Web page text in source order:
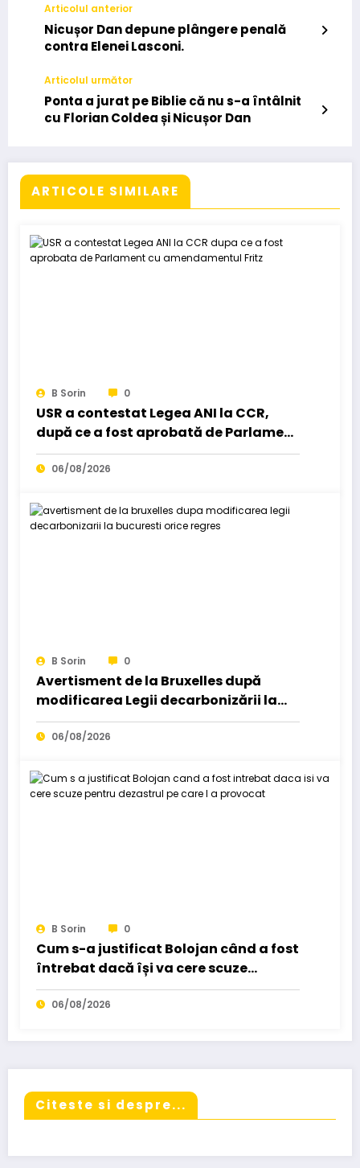
Articolul anterior
Nicușor Dan depune plângere penală
contra Elenei Lasconi.
Articolul următor
Ponta a jurat pe Biblie că nu s-a întâlnit
cu Florian Coldea și Nicușor Dan
ARTICOLE SIMILARE
B Sorin 0
USR a contestat Legea ANI la CCR,
după ce a fost aprobată de Parlament
cu amendamentul „Fritz”….
06/08/2026
B Sorin 0
Avertisment de la Bruxelles după
modificarea Legii decarbonizării la
București: Orice regres…
06/08/2026
B Sorin 0
Cum s-a justificat Bolojan când a fost
întrebat dacă își va cere scuze
„pentru dezastrul pe care l-a
provocat…”
06/08/2026
Citeste si despre...